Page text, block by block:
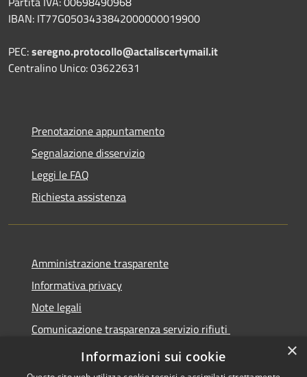
IBAN: IT77G0503433842000000019900
PEC:seregno.protocollo@actaliscertymail.it
Centralino Unico: 03622631
Prenotazione appuntamento
Segnalazione disservizio
Leggi le FAQ
Richiesta assistenza
Amministrazione trasparente
Informativa privacy
Note legali
Comunicazione trasparenza servizio rifiuti
Dichiarazione di accessibilità
×
Informazioni sui cookie